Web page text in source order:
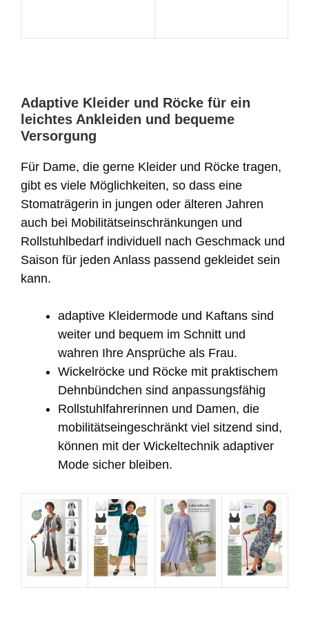
Adaptive Kleider und Röcke für ein
leichtes Ankleiden und bequeme
Versorgung
Für Dame, die gerne Kleider und Röcke tragen,
gibt es viele Möglichkeiten, so dass eine
Stomaträgerin in jungen oder älteren Jahren
auch bei Mobilitätseinschränkungen und
Rollstuhlbedarf individuell nach Geschmack und
Saison für jeden Anlass passend gekleidet sein
kann.
adaptive Kleidermode und Kaftans sind
weiter und bequem im Schnitt und
wahren Ihre Ansprüche als Frau.
Wickelröcke und Röcke mit praktischem
Dehnbündchen sind anpassungsfähig
Rollstuhlfahrerinnen und Damen, die
mobilitätseingeschränkt viel sitzend sind,
können mit der Wickeltechnik adaptiver
Mode sicher bleiben.